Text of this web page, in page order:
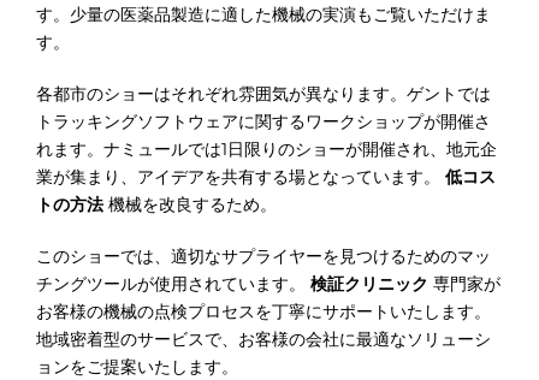
す。少量の医薬品製造に適した機械の実演もご覧いただけま
す。
各都市のショーはそれぞれ雰囲気が異なります。ゲントでは
トラッキングソフトウェアに関するワークショップが開催さ
れます。ナミュールでは1日限りのショーが開催され、地元企
業が集まり、アイデアを共有する場となっています。 低コス
トの方法 機械を改良するため。
このショーでは、適切なサプライヤーを見つけるためのマッ
チングツールが使用されています。 検証クリニック 専門家が
お客様の機械の点検プロセスを丁寧にサポートいたします。
地域密着型のサービスで、お客様の会社に最適なソリューシ
ョンをご提案いたします。